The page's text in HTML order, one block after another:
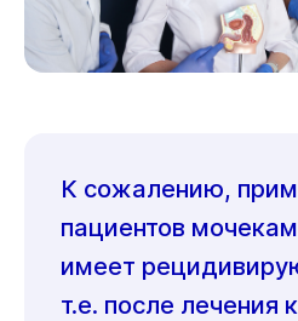
К сожалению,
пациентов
имеет
т.е. после лечения